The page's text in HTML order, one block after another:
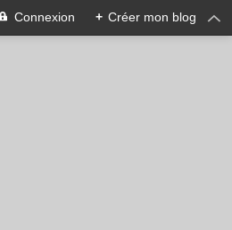
Connexion + Créer mon blog